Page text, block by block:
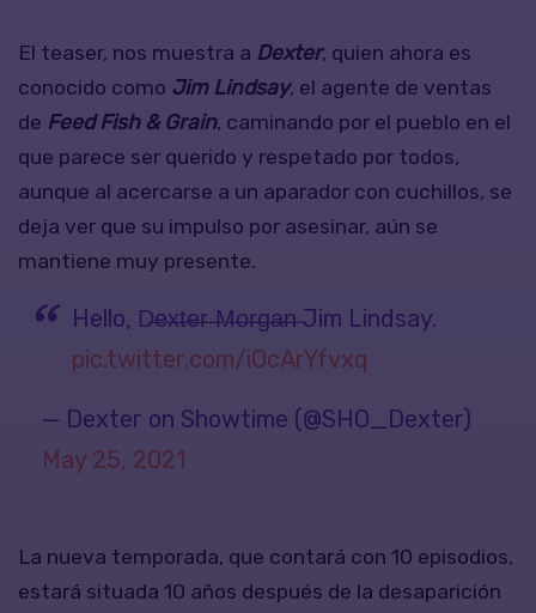
El teaser, nos muestra a Dexter, quien ahora es
conocido como Jim Lindsay, el agente de ventas
de Feed Fish & Grain, caminando por el pueblo en el
que parece ser querido y respetado por todos,
aunque al acercarse a un aparador con cuchillos, se
deja ver que su impulso por asesinar, aún se
mantiene muy presente.
Hello, D̶e̶x̶t̶e̶r̶ ̶M̶o̶r̶g̶a̶n̶ Jim Lindsay.
pic.twitter.com/iOcArYfvxq
— Dexter on Showtime (@SHO_Dexter)
May 25, 2021
La nueva temporada, que contará con 10 episodios,
estará situada 10 años después de la desaparición